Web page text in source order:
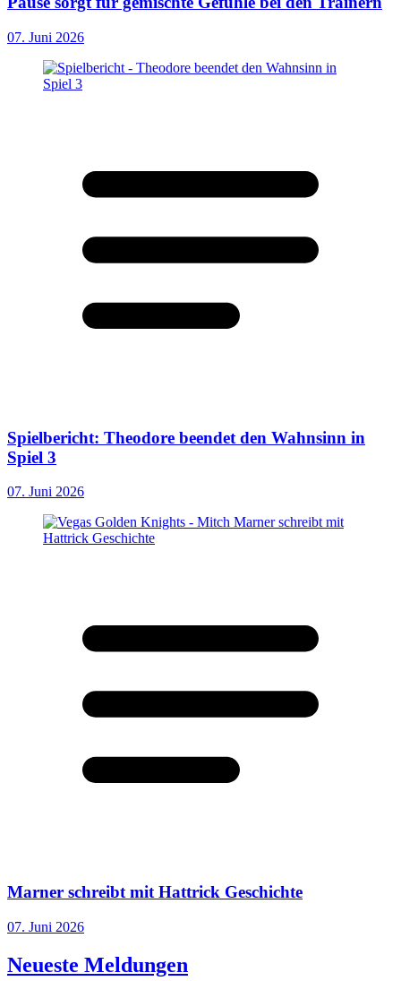
07. Juni 2026
Spielbericht: Theodore beendet den Wahnsinn in
Spiel 3
07. Juni 2026
Marner schreibt mit Hattrick Geschichte
07. Juni 2026
Neueste Meldungen